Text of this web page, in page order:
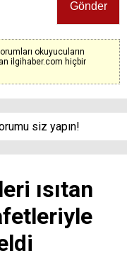
okuyucuların
ilgihaber.com hiçbir
siz yapın!
ısıtan